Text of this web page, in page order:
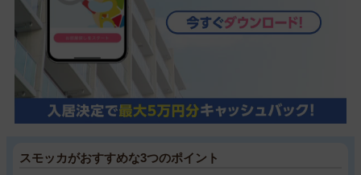
スモッカがおすすめな3つのポイント